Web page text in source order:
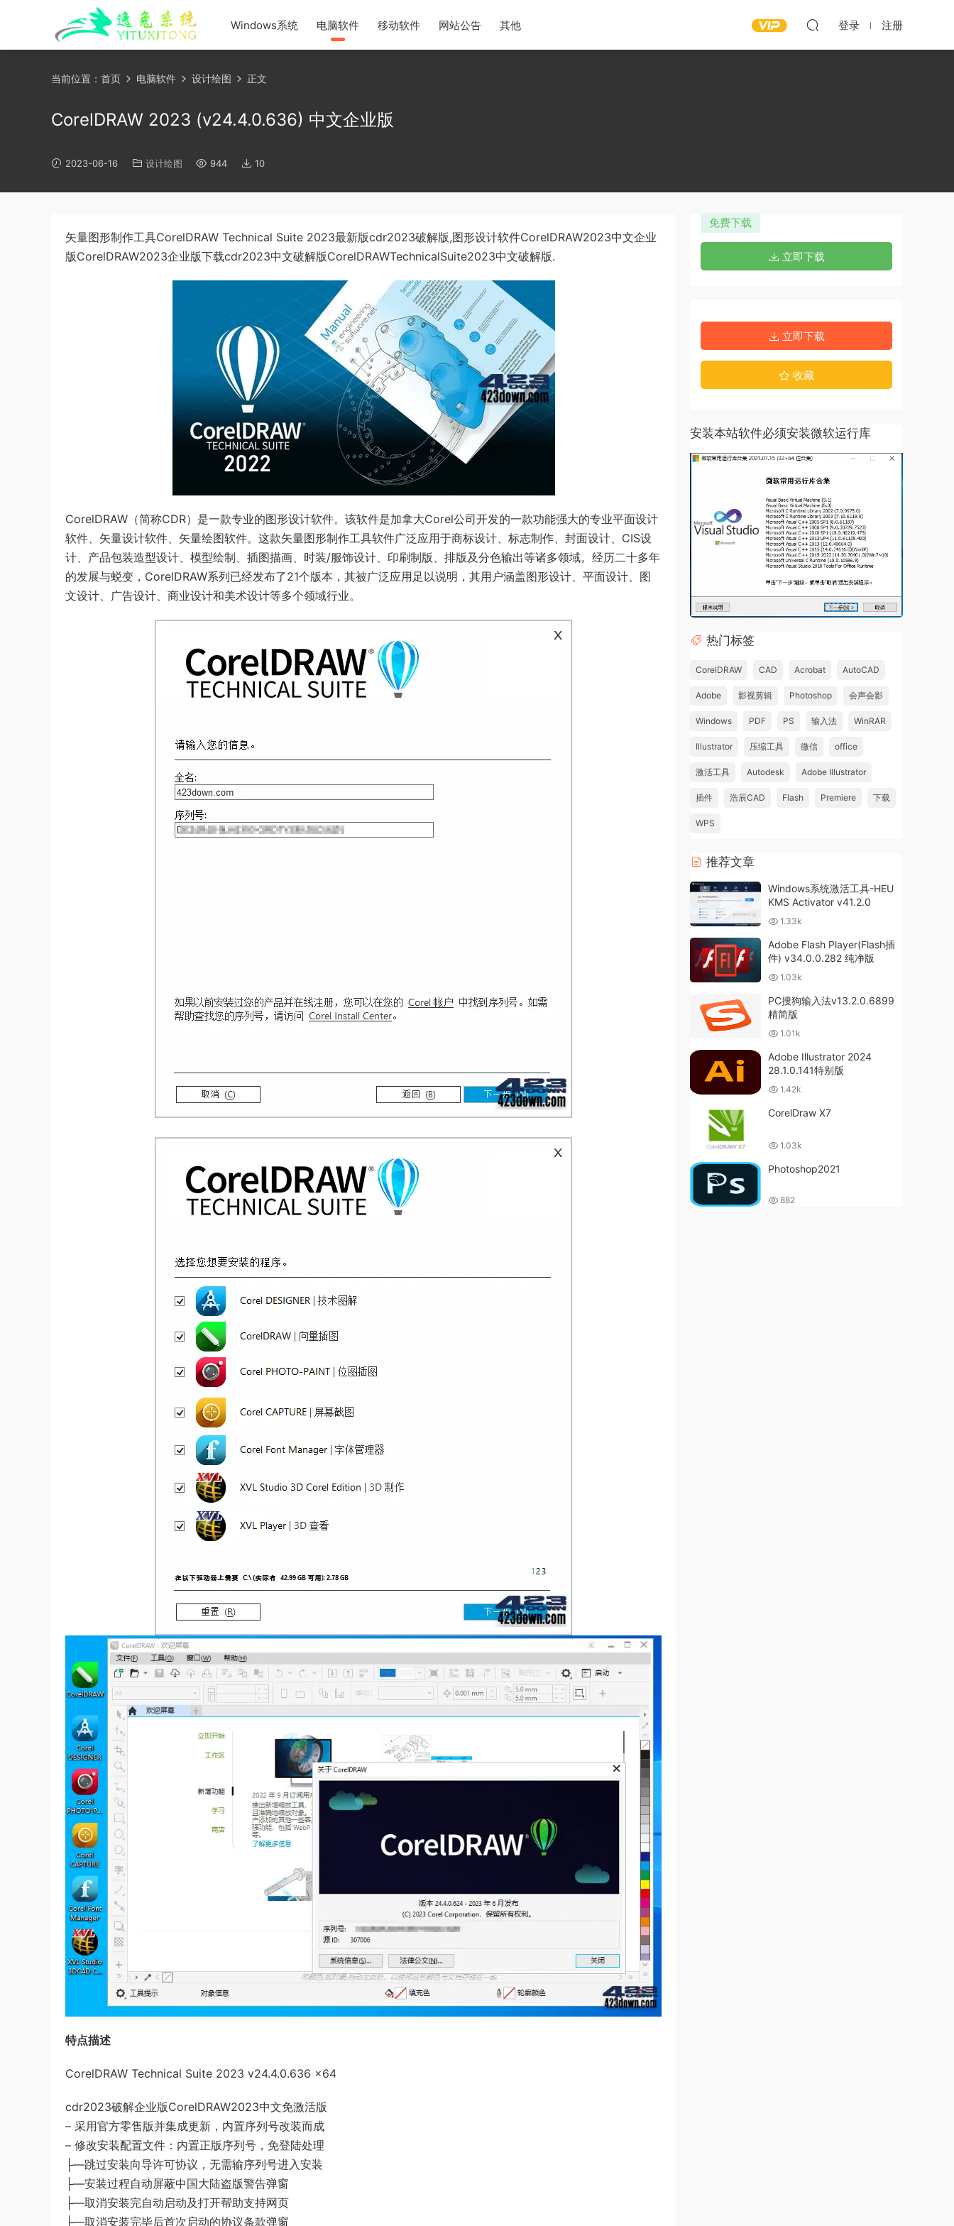
Windows系统 电脑软件 移动软件 网站公告 其他 登录 注册
当前位置： 首页 电脑软件 设计绘图 正文
CorelDRAW 2023 (v24.4.0.636) 中文企业版
2023-06-16 设计绘图 944 10
矢量图形制作工具CorelDRAW Technical Suite 2023最新版cdr2023破解版,图形设计软件CorelDRAW2023中文企业
版CorelDRAW2023企业版下载cdr2023中文破解版CorelDRAWTechnicalSuite2023中文破解版.
CorelDRAW（简称CDR）是一款专业的图形设计软件。该软件是加拿大Corel公司开发的一款功能强大的专业平面设计
软件、矢量设计软件、矢量绘图软件。这款矢量图形制作工具软件广泛应用于商标设计、标志制作、封面设计、CIS设
计、产品包装造型设计、模型绘制、插图描画、时装/服饰设计、印刷制版、排版及分色输出等诸多领域。经历二十多年
的发展与蜕变，CorelDRAW系列已经发布了21个版本，其被广泛应用足以说明，其用户涵盖图形设计、平面设计、图
文设计、广告设计、商业设计和美术设计等多个领域行业。
特点描述
CorelDRAW Technical Suite 2023 v24.4.0.636 x64
cdr2023破解企业版CorelDRAW2023中文免激活版
– 采用官方零售版并集成更新，内置序列号改装而成
– 修改安装配置文件：内置正版序列号，免登陆处理
├—跳过安装向导许可协议，无需输序列号进入安装
├—安装过程自动屏蔽中国大陆盗版警告弹窗
├—取消安装完自动启动及打开帮助支持网页
├—取消安装完毕后首次启动的协议条款弹窗
免费下载
立即下载
立即下载
收藏
安装本站软件必须安装微软运行库
热门标签
CorelDRAW CAD Acrobat AutoCAD
Adobe 影视剪辑 Photoshop 会声会影
Windows PDF PS 输入法 WinRAR
Illustrator 压缩工具 微信 office
激活工具 Autodesk Adobe Illustrator
插件 浩辰CAD Flash Premiere 下载
WPS
推荐文章
Windows系统激活工具-HEU
KMS Activator v41.2.0
1.33k
Adobe Flash Player(Flash插
件) v34.0.0.282 纯净版
1.03k
PC搜狗输入法v13.2.0.6899
精简版
1.01k
Adobe Illustrator 2024
28.1.0.141特别版
1.42k
CorelDraw X7
1.03k
Photoshop2021
882